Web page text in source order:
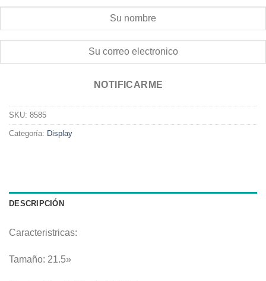
NOTIFICARME
SKU: 8585
Categoría: Display
DESCRIPCIÓN
Caracteristricas:
Tamaño: 21.5»